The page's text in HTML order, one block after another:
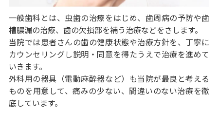
一般歯科とは、虫歯の治療をはじめ、歯周病の予防や歯
槽膿漏の治療、歯の欠損部を補う治療などをさします。
当院では患者さんの歯の健康状態や治療方針を、丁寧に
カウンセリングし説明・同意を得たうえで治療を進めて
いきます。
外科用の器具（電動麻酔器など）も当院が最良と考える
ものを用意して、痛みの少ない、間違いのない治療を徹
底しています。